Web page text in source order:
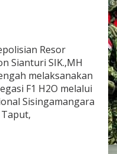
Resor
Sianturi SIK.,MH
melaksanakan
F1 H2O melalui
Sisingamangara